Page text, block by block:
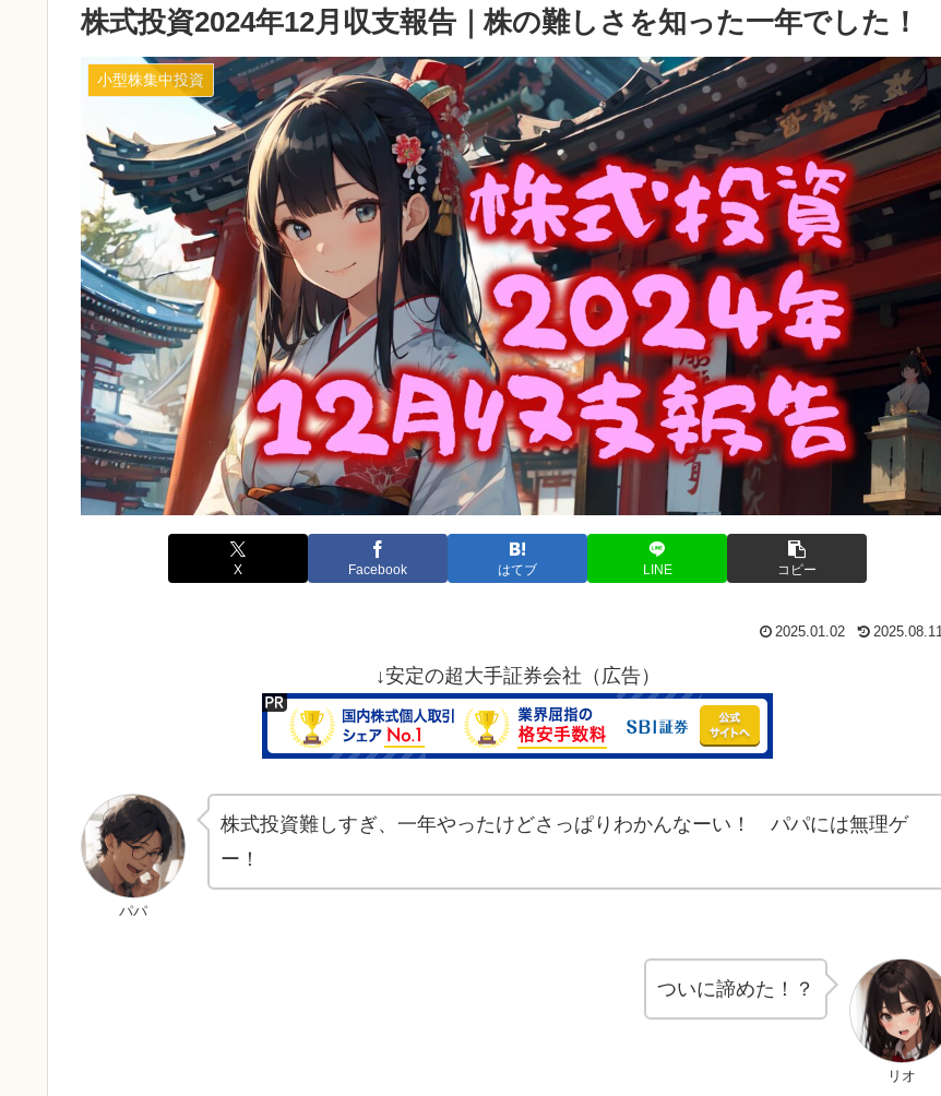
株式投資2024年12月収支報告｜株の難しさを知った一年でした！
小型株集中投資
X Facebook はてブ LINE コピー
2025.01.02 2025.08.11
↓安定の超大手証券会社（広告）
パパ
株式投資難しすぎ、一年やったけどさっぱりわかんなーい！ パパには無理ゲ
ー！
リオ
ついに諦めた！？